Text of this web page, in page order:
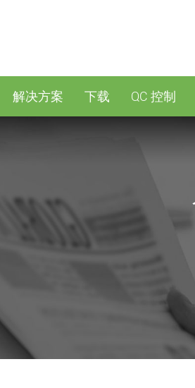
解决方案 下载 QC 控制